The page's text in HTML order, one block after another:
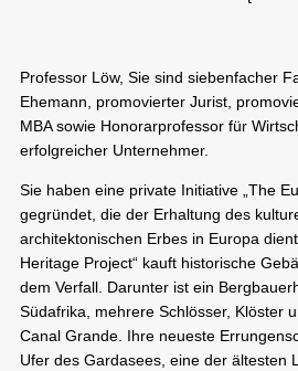
Professor Löw, Sie sind siebenfacher
Ehemann, promovierter Jurist,
MBA sowie Honorarprofessor für
erfolgreicher Unternehmer.
Sie haben eine private Initiative „The
gegründet, die der Erhaltung des
architektonischen Erbes in Europa
Heritage Project“ kauft historische
dem Verfall. Darunter ist ein
Südafrika, mehrere Schlösser, Klöster
Canal Grande. Ihre neueste
Ufer des Gardasees, eine der ältesten